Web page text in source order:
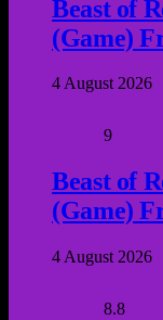
Beast of
(Game)
4 August 2026
9
Beast of
(Game)
4 August 2026
8.8